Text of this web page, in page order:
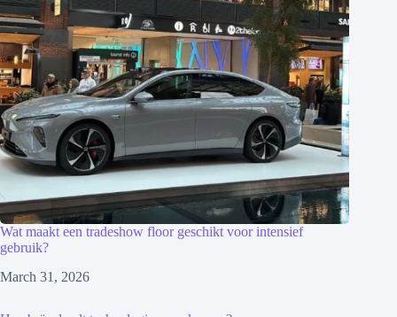
Wat maakt een tradeshow floor geschikt voor intensief
gebruik?
March 31, 2026